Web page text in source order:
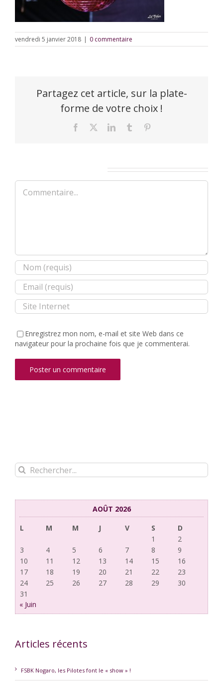
vendredi 5 janvier 2018 | 0 commentaire
Partagez cet article, sur la plate-
forme de votre choix !
Facebook LinkedInTumblr
Commentaire
Enregistrez mon nom, e-mail et site Web dans ce
navigateur pour la prochaine fois que je commenterai.
Rechercher:
AOÛT 2026
L
M M J V S
D
1
2
3
4 5 6 7 8
9
10
11 12 13 14 15
16
17
18 19 20 21 22
23
24
25 26 27 28 29
30
31
« Juin
Articles récents
FSBK Nogaro, les Pilotes font le « show » !